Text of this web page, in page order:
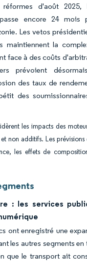
d'août 2025,
encore 24 mois
Les vetos
maintiennent la
face à des coûts
prévoient
des taux de
des
les impacts des
non additifs. Les
les effets de
: les services
ont enregistré une
les autres segments
que le transport ait